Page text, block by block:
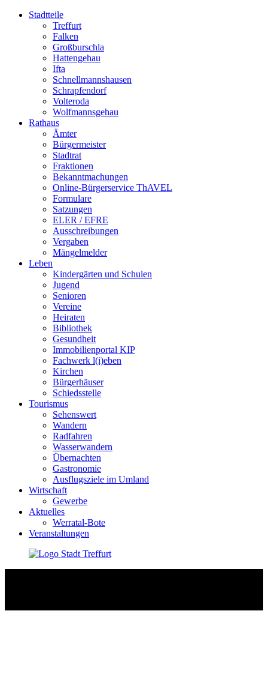
Stadtteile
Treffurt
Falken
Großburschla
Hattengehau
Ifta
Schnellmannshausen
Schrapfendorf
Volteroda
Wolfmannsgehau
Rathaus
Ämter
Bürgermeister
Stadtrat
Fraktionen
Bekanntmachungen
Online-Bürgerservice ThAVEL
Formulare
Satzungen
ELER / EFRE
Ausschreibungen
Vergaben
Mängelmelder
Leben
Kindergärten und Schulen
Jugend
Senioren
Vereine
Heiraten
Bibliothek
Gesundheit
Immobilienportal KIP
Fachwerk l(i)eben
Kirchen
Bürgerhäuser
Schiedsstelle
Tourismus
Sehenswert
Wandern
Radfahren
Wasserwandern
Übernachten
Gastronomie
Ausflugsziele im Umland
Wirtschaft
Gewerbe
Aktuelles
Werratal-Bote
Veranstaltungen